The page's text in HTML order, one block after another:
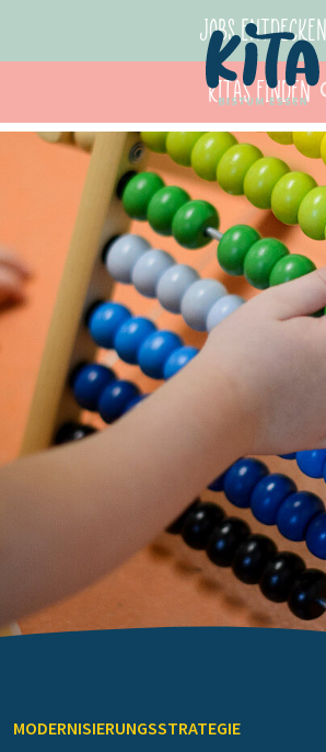
Jobs entdecken
KiTas finden
MODERNISIERUNGSSTRATEGIE